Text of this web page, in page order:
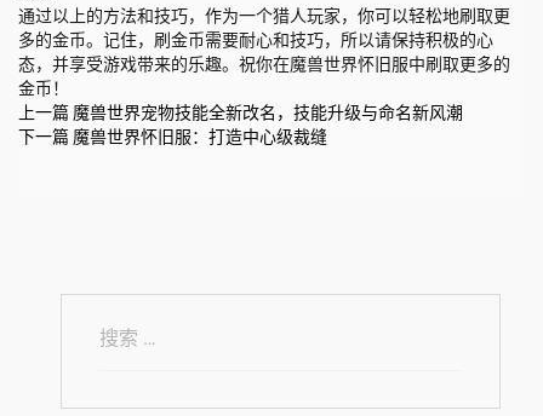
通过以上的方法和技巧，作为一个猎人玩家，你可以轻松地刷取更
多的金币。记住，刷金币需要耐心和技巧，所以请保持积极的心
态，并享受游戏带来的乐趣。祝你在魔兽世界怀旧服中刷取更多的
金币！
上一篇 魔兽世界宠物技能全新改名，技能升级与命名新风潮
下一篇 魔兽世界怀旧服：打造中心级裁缝